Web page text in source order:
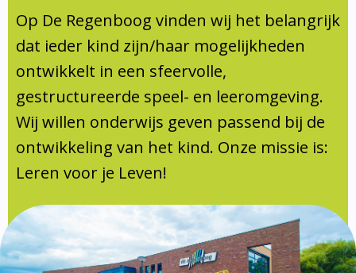
KomKids
Schoolvakanties
Ouderraad
Medezeggenschapsraad
Documentatie
Formulieren
SIKO
Contact
Samenwerkingen
Op De Regenboog vinden wij het belangrijk
dat ieder kind zijn/haar mogelijkheden
ontwikkelt in een sfeervolle,
gestructureerde speel- en leeromgeving.
Wij willen onderwijs geven passend bij de
ontwikkeling van het kind. Onze missie is:
Leren voor je Leven!